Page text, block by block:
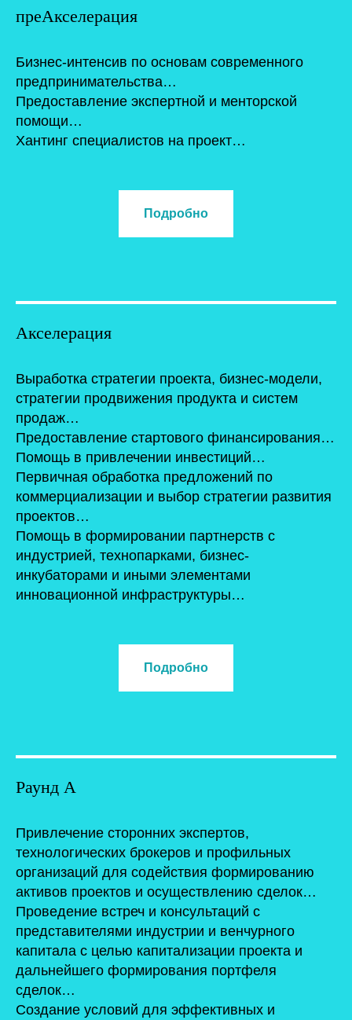
преАкселерация
Бизнес-интенсив по основам современного
предпринимательства…
Предоставление экспертной и менторской
помощи…
Хантинг специалистов на проект…
Подробно
Акселерация
Выработка стратегии проекта, бизнес-модели,
стратегии продвижения продукта и систем
продаж…
Предоставление стартового финансирования…
Помощь в привлечении инвестиций…
Первичная обработка предложений по
коммерциализации и выбор стратегии развития
проектов…
Помощь в формировании партнерств с
индустрией, технопарками, бизнес-
инкубаторами и иными элементами
инновационной инфраструктуры…
Подробно
Раунд А
Привлечение сторонних экспертов,
технологических брокеров и профильных
организаций для содействия формированию
активов проектов и осуществлению сделок…
Проведение встреч и консультаций с
представителями индустрии и венчурного
капитала с целью капитализации проекта и
дальнейшего формирования портфеля
сделок…
Создание условий для эффективных и